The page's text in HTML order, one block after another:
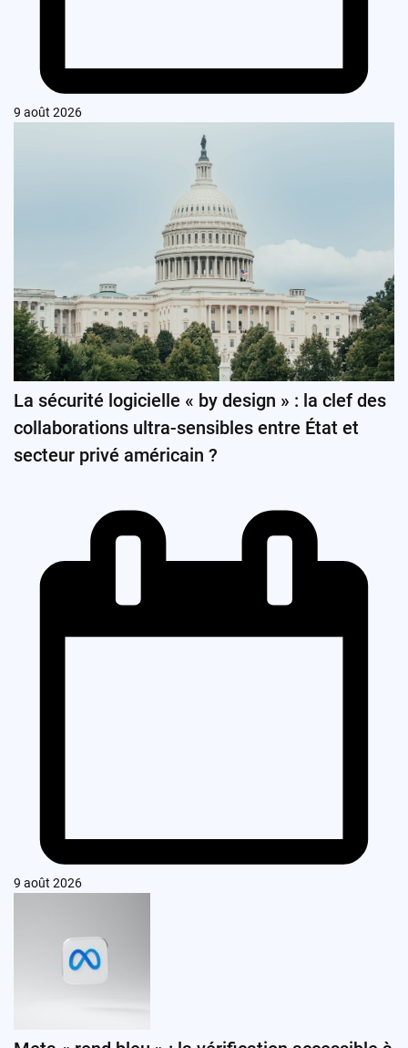
9 août 2026
La sécurité logicielle « by design » : la clef des
collaborations ultra-sensibles entre État et
secteur privé américain ?
9 août 2026